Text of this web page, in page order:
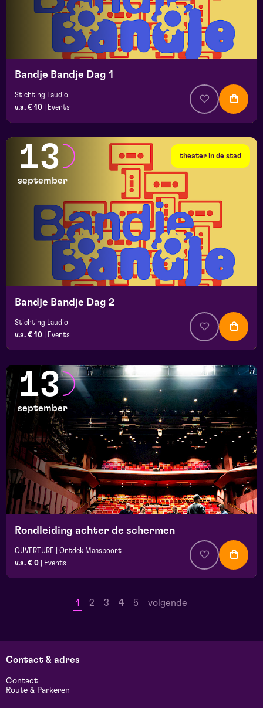
Bandje Bandje Dag 1
Stichting Laudio
v.a. € 10
Events
theater in de stad
13
september
Bandje Bandje Dag 2
Stichting Laudio
v.a. € 10
Events
13
september
Rondleiding achter de schermen
OUVERTURE | Ontdek Maaspoort
v.a. € 0
Events
1 2 3 4 5 volgende
Contact & adres
Contact
Route & Parkeren